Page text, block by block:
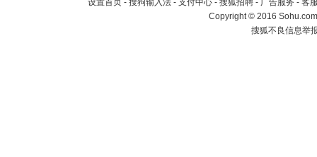
设置首页 - 搜狗输入法 - 支付中心 - 搜狐招聘 - 广告服务 - 客
Copyright©2016
搜狐不良信息举